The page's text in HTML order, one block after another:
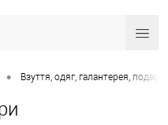
• Взуття, одяг, галантерея,